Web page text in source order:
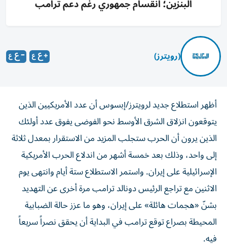
البنزين؛ انقسام جمهوري رغم دعم ترامب
(رويترز)
أظهر استطلاع جديد لرويترز/إبسوس أن عدد الأمريكيين الذين
يتوقعون انزلاق الشرق الأوسط نحو الفوضى يفوق عدد أولئك
الذين يرون أن الحرب ستجلب المزيد من الاستقرار بمعدل ثلاثة
إلى واحد، وذلك بعد خمسة ‌أشهر من اندلاع الحرب الأمريكية
الإسرائيلية على إيران. واستمر الاستطلاع ستة أيام وانتهى يوم
الاثنين مع تراجع الرئيس دونالد ترامب مرة أخرى عن التهديد
بشنّ «هجمات هائلة» على إيران، ​وهو ما عزز حالة الضبابية
المحيطة بصراع توقع ترامب في البداية أن يحقق نصراً سريعاً
فيه.